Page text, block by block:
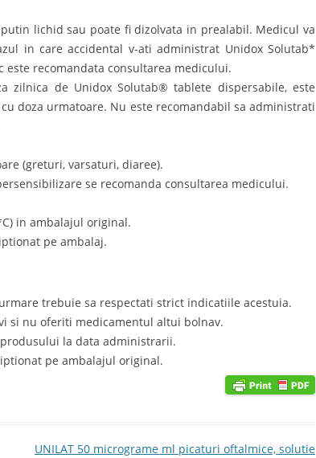
lichid sau poate fi dizolvata in prealabil. Medicul va
in care accidental v-ati administrat Unidox Solutab*
recomandata consultarea medicului.
de Unidox Solutab® tablete dispersabile, este
doza urmatoare. Nu este recomandabil sa administrati
(greturi, varsaturi, diaree).
se recomanda consultarea medicului.
in ambalajul original.
pe ambalaj.
trebuie sa respectati strict indicatiile acestuia.
si nu oferiti medicamentul altui bolnav.
la data administrarii.
pe ambalajul original.
UNILAT 50 micrograme ml picaturi oftalmice, solutie